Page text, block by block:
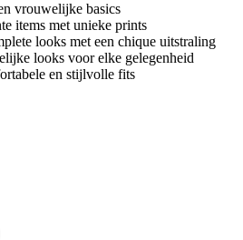
vrouwelijke basics
items met unieke prints
looks met een chique uitstraling
looks voor elke gelegenheid
en stijlvolle fits